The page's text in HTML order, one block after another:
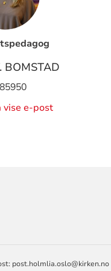
BOMSTAD
vise e-post
post.holmlia.oslo@kirken.no